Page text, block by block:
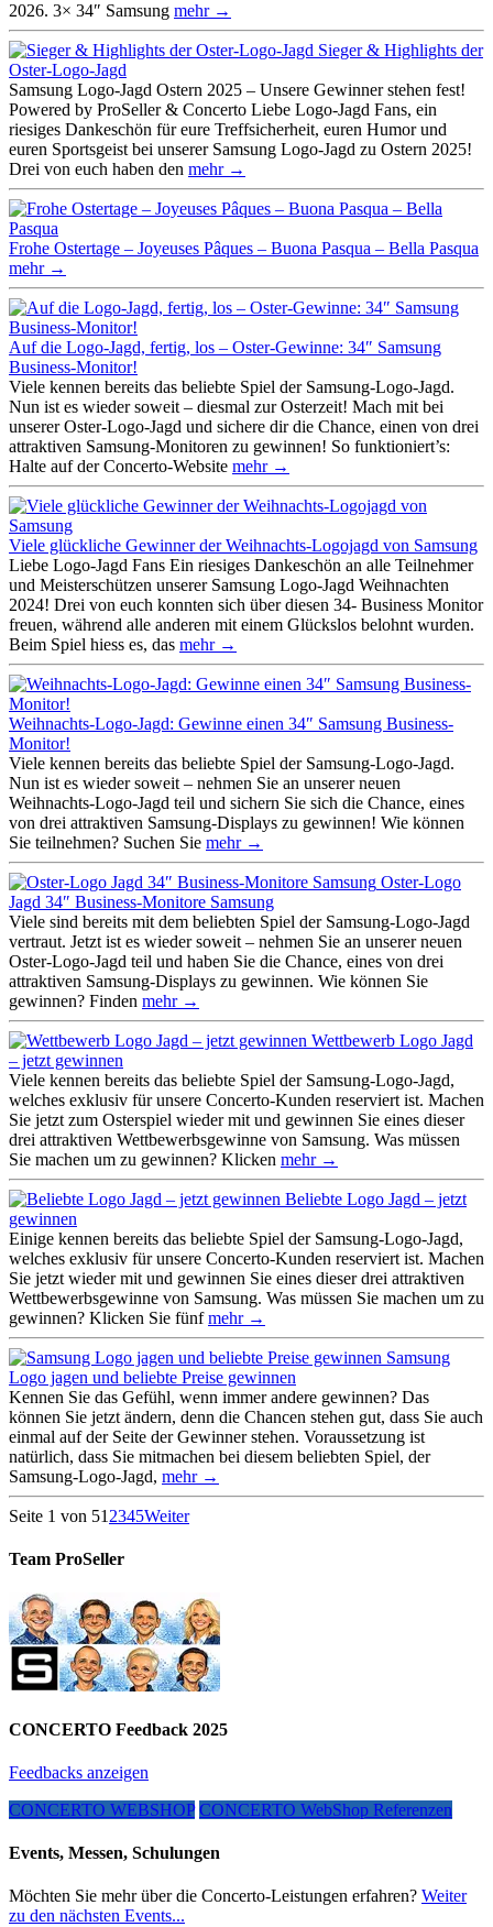
2026. 3× 34″ Samsung mehr →
Sieger & Highlights der
Oster-Logo-Jagd
Samsung Logo-Jagd Ostern 2025 – Unsere Gewinner stehen fest!
Powered by ProSeller & Concerto Liebe Logo-Jagd Fans, ein
riesiges Dankeschön für eure Treffsicherheit, euren Humor und
euren Sportsgeist bei unserer Samsung Logo-Jagd zu Ostern 2025!
Drei von euch haben den mehr →
Frohe Ostertage – Joyeuses Pâques – Buona Pasqua – Bella Pasqua
mehr →
Auf die Logo-Jagd, fertig, los – Oster-Gewinne: 34″ Samsung
Business-Monitor!
Viele kennen bereits das beliebte Spiel der Samsung-Logo-Jagd.
Nun ist es wieder soweit – diesmal zur Osterzeit! Mach mit bei
unserer Oster-Logo-Jagd und sichere dir die Chance, einen von drei
attraktiven Samsung-Monitoren zu gewinnen! So funktioniert’s:
Halte auf der Concerto-Website mehr →
Viele glückliche Gewinner der Weihnachts-Logojagd von Samsung
Liebe Logo-Jagd Fans Ein riesiges Dankeschön an alle Teilnehmer
und Meisterschützen unserer Samsung Logo-Jagd Weihnachten
2024! Drei von euch konnten sich über diesen 34- Business Monitor
freuen, während alle anderen mit einem Glückslos belohnt wurden.
Beim Spiel hiess es, das mehr →
Weihnachts-Logo-Jagd: Gewinne einen 34″ Samsung Business-
Monitor!
Viele kennen bereits das beliebte Spiel der Samsung-Logo-Jagd.
Nun ist es wieder soweit – nehmen Sie an unserer neuen
Weihnachts-Logo-Jagd teil und sichern Sie sich die Chance, eines
von drei attraktiven Samsung-Displays zu gewinnen! Wie können
Sie teilnehmen? Suchen Sie mehr →
Oster-Logo
Jagd 34″ Business-Monitore Samsung
Viele sind bereits mit dem beliebten Spiel der Samsung-Logo-Jagd
vertraut. Jetzt ist es wieder soweit – nehmen Sie an unserer neuen
Oster-Logo-Jagd teil und haben Sie die Chance, eines von drei
attraktiven Samsung-Displays zu gewinnen. Wie können Sie
gewinnen? Finden mehr →
Wettbewerb Logo Jagd
– jetzt gewinnen
Viele kennen bereits das beliebte Spiel der Samsung-Logo-Jagd,
welches exklusiv für unsere Concerto-Kunden reserviert ist. Machen
Sie jetzt zum Osterspiel wieder mit und gewinnen Sie eines dieser
drei attraktiven Wettbewerbsgewinne von Samsung. Was müssen
Sie machen um zu gewinnen? Klicken mehr →
Beliebte Logo Jagd – jetzt
gewinnen
Einige kennen bereits das beliebte Spiel der Samsung-Logo-Jagd,
welches exklusiv für unsere Concerto-Kunden reserviert ist. Machen
Sie jetzt wieder mit und gewinnen Sie eines dieser drei attraktiven
Wettbewerbsgewinne von Samsung. Was müssen Sie machen um zu
gewinnen? Klicken Sie fünfmehr →
Samsung
Logo jagen und beliebte Preise gewinnen
Kennen Sie das Gefühl, wenn immer andere gewinnen? Das
können Sie jetzt ändern, denn die Chancen stehen gut, dass Sie auch
einmal auf der Seite der Gewinner stehen. Voraussetzung ist
natürlich, dass Sie mitmachen bei diesem beliebten Spiel, der
Samsung-Logo-Jagd, mehr →
Seite 1 von 51 2345Weiter
Team ProSeller
CONCERTO Feedback 2025
Feedbacks anzeigen
CONCERTO WEBSHOP CONCERTO WebShop Referenzen
Events, Messen, Schulungen
Möchten Sie mehr über die Concerto-Leistungen erfahren? Weiter
zu den nächsten Events...